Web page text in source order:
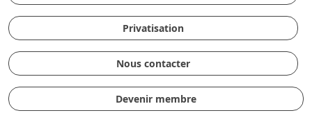
Privatisation
Nous contacter
Devenir membre